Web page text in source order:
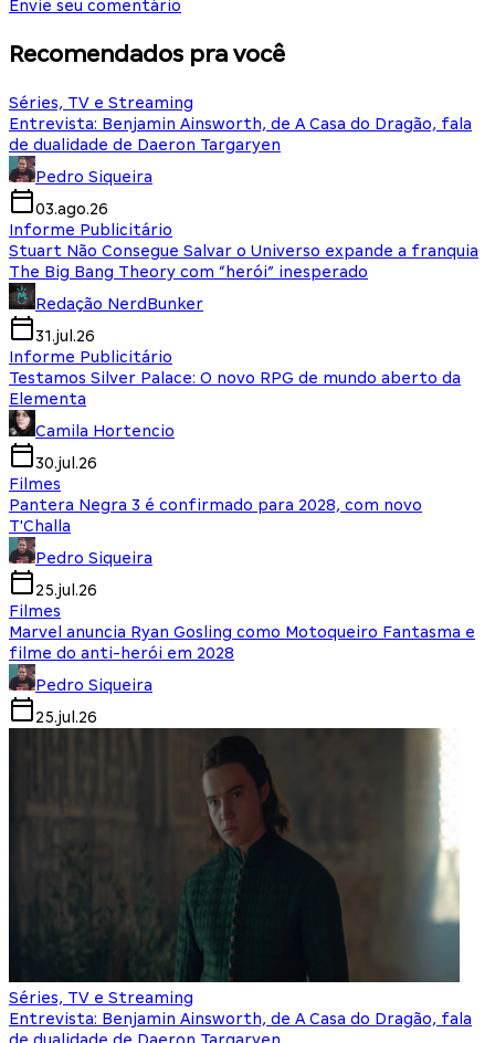
Envie seu comentário
Recomendados pra você
Séries, TV e Streaming
Entrevista: Benjamin Ainsworth, de A Casa do Dragão, fala
de dualidade de Daeron Targaryen
Pedro Siqueira
03.ago.26
Informe Publicitário
Stuart Não Consegue Salvar o Universo expande a franquia
The Big Bang Theory com “herói” inesperado
Redação NerdBunker
31.jul.26
Informe Publicitário
Testamos Silver Palace: O novo RPG de mundo aberto da
Elementa
Camila Hortencio
30.jul.26
Filmes
Pantera Negra 3 é confirmado para 2028, com novo
T'Challa
Pedro Siqueira
25.jul.26
Filmes
Marvel anuncia Ryan Gosling como Motoqueiro Fantasma e
filme do anti-herói em 2028
Pedro Siqueira
25.jul.26
Séries, TV e Streaming
Entrevista: Benjamin Ainsworth, de A Casa do Dragão, fala